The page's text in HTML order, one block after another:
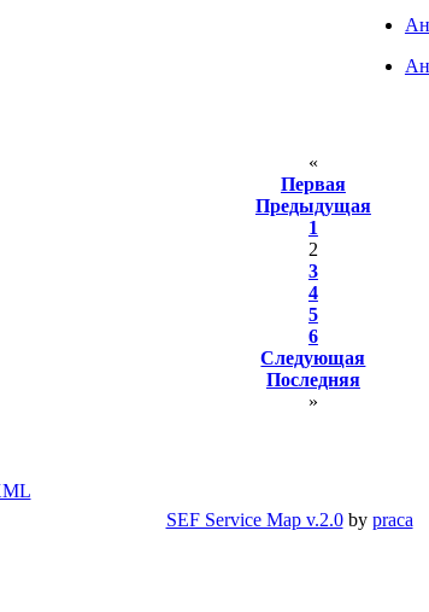
«
Первая
Предыдущая
1
2
3
4
5
6
Следующая
Последняя
»
SEF Service Map v.2.0by praca